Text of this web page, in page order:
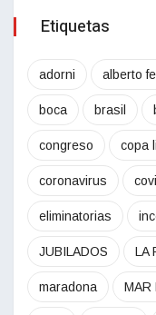
Etiquetas
adorni alberto
boca brasil
congreso copa
coronavirus
eliminatorias
JUBILADOS LA
maradona MAR